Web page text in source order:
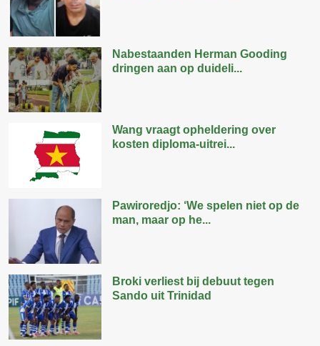
Nabestaanden Herman Gooding
dringen aan op duideli...
Wang vraagt opheldering over
kosten diploma-uitrei...
Pawiroredjo: ‘We spelen niet op de
man, maar op he...
Broki verliest bij debuut tegen
Sando uit Trinidad